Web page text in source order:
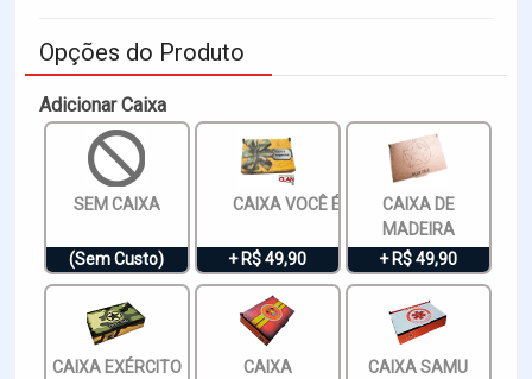
Opções do Produto
Adicionar Caixa
SEM CAIXA
(Sem Custo)
CAIXA VOCÊ É ESPECIAL
+ R$ 49,90
CAIXA DE
MADEIRA
+ R$ 49,90
CAIXA EXÉRCITO
CAIXA
CAIXA SAMU